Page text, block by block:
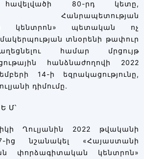
80-րդ կետը,
Հանրապետության
կենտրոն» պետական ոչ
տնօրենի թափուր
համար մրցույթ
հանձնաժողովի 2022
14-ի եզրակացությունը,
դիմումը.
Մ՝
Ղուլյանին 2022 թվականի
ից նշանակել «Հայաստանի
փորձագիտական կենտրոն»